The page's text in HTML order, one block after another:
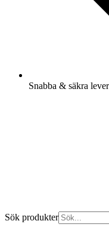
Snabba & säkra
Sök produkter